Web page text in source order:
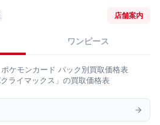
店舗案内
ワンピース
ポケモンカード パック別買取価格表
ライマックス」の買取価格表